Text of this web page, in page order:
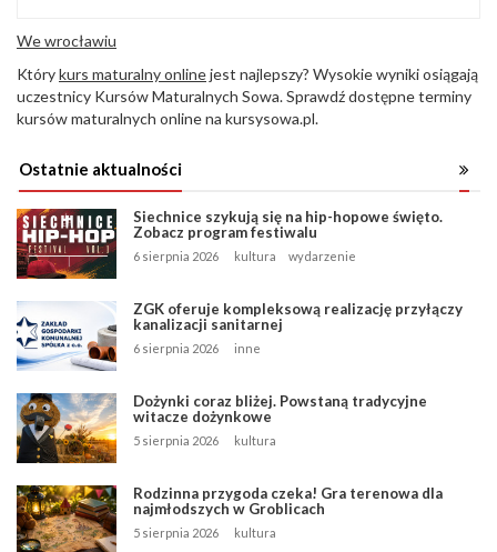
We wrocławiu
Którykurs maturalny onlinejest najlepszy? Wysokie wyniki osiągają
uczestnicy Kursów Maturalnych Sowa. Sprawdź dostępne terminy
kursów maturalnych online na kursysowa.pl.
Ostatnie aktualności
Siechnice szykują się na hip-hopowe święto.
Zobacz program festiwalu
6 sierpnia 2026 kultura wydarzenie
ZGK oferuje kompleksową realizację przyłączy
kanalizacji sanitarnej
6 sierpnia 2026 inne
Dożynki coraz bliżej. Powstaną tradycyjne
witacze dożynkowe
5 sierpnia 2026 kultura
Rodzinna przygoda czeka! Gra terenowa dla
najmłodszych w Groblicach
5 sierpnia 2026 kultura